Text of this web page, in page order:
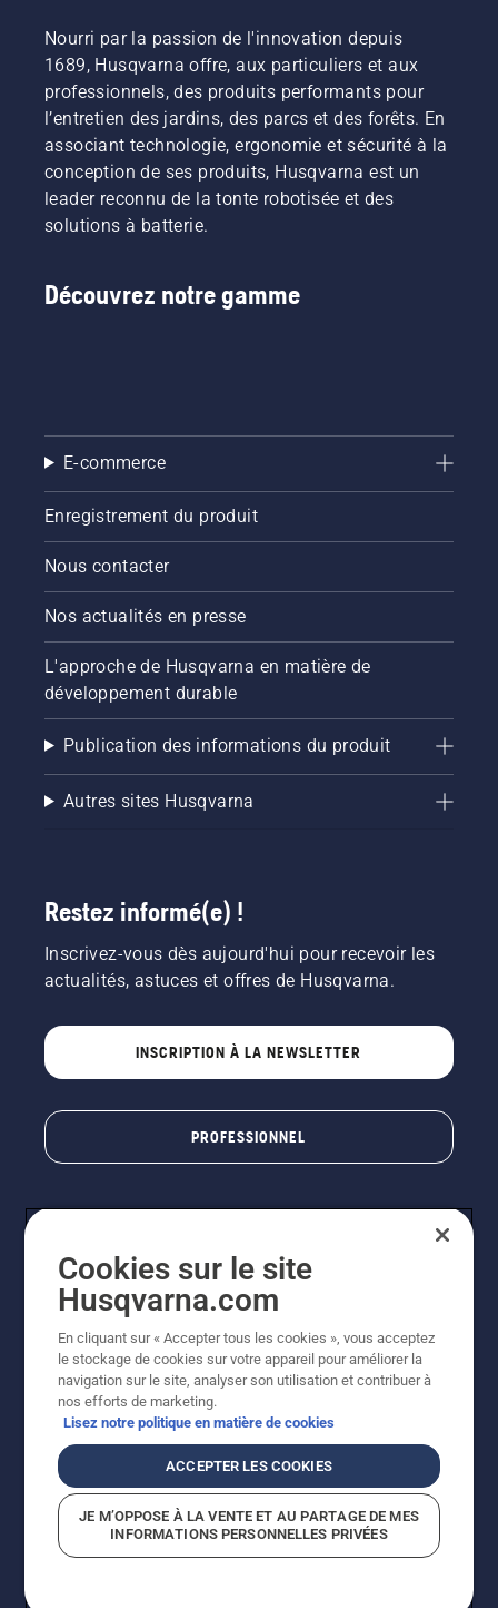
Nourri par la passion de l'innovation depuis
1689, Husqvarna offre, aux particuliers et aux
professionnels, des produits performants pour
l’entretien des jardins, des parcs et des forêts. En
associant technologie, ergonomie et sécurité à la
conception de ses produits, Husqvarna est un
leader reconnu de la tonte robotisée et des
solutions à batterie.
Découvrez notre gamme
E-commerce
Enregistrement du produit
Nous contacter
Nos actualités en presse
L'approche de Husqvarna en matière de
développement durable
Publication des informations du produit
Autres sites Husqvarna
Restez informé(e) !
Inscrivez-vous dès aujourd'hui pour recevoir les
actualités, astuces et offres de Husqvarna.
INSCRIPTION À LA NEWSLETTER
PROFESSIONNEL
© Husqvarna AB (publ). Tous droits réservés. Les prix
indiqués sont des prix de vente conseillés. Photos non
contractuelles. Tous les prix indiqués sont des prix de
disponible pour un achat direct.
Mentions légalesPolitique relative aux cookies
Conditions d'utilisation Avis de confidentialité
Égalité hommes femmesSignalement de violations présumées
Cookies sur le site
Husqvarna.com
En cliquant sur « Accepter tous les cookies », vous acceptez
le stockage de cookies sur votre appareil pour améliorer la
navigation sur le site, analyser son utilisation et contribuer à
nos efforts de marketing.
Lisez notre politique en matière de cookies
ACCEPTER LES COOKIES
JE M’OPPOSE À LA VENTE ET AU PARTAGE DE MES
INFORMATIONS PERSONNELLES PRIVÉES